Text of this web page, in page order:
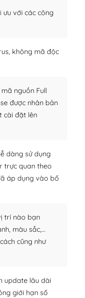
ưu với các công
không mã độc
nguồn Full
được nhân bản
cài đặt lên
dàng sử dụng
trực quan theo
áp dụng vào bố
trí nào bạn
màu sắc,…
cũng như
update lâu dài
giới hạn số